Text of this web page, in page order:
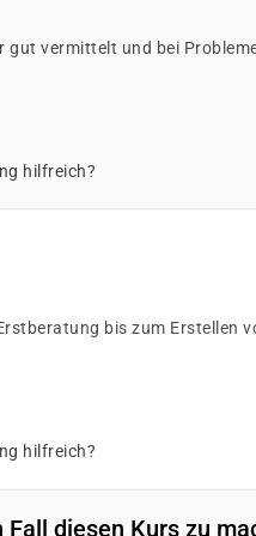
gut vermittelt und bei
hilfreich?
bis zum Erstellen
hilfreich?
diesen Kurs zu